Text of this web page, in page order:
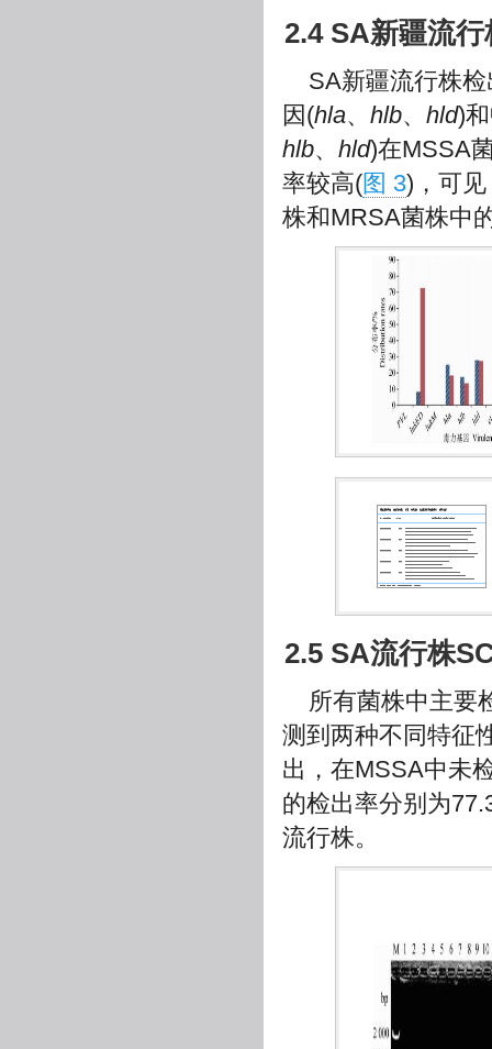
2.4 SA新疆流
SA新疆流行株
因(hla、 hlb、 hld)
hlb、 hld)在MSSA
率较高(图 3)，可
株和MRSA菌株中
2.5 SA流行株
所有菌株中主要
测到两种不同特征
出，在MSSA中未
的检出率分别为
流行株。